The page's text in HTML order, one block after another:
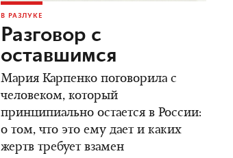
В РАЗЛУКЕ
Разговор c
оставшимся
Мария Карпенко поговорила с
человеком, который
принципиально остается в России:
о том, что это ему дает и каких
жертв требует взамен